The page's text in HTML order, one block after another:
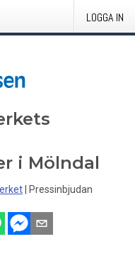
LOGGA IN
i Mölndal
Pressinbjudan